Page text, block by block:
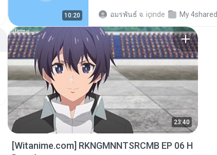
10:20 อมรพันธ์ จ. içinde My 4shared
23:40
[Witanime.com] RKNGMNNTSRCMB EP 06 H